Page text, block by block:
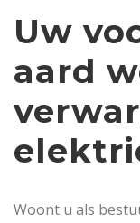
Uw
aard
Woont u als